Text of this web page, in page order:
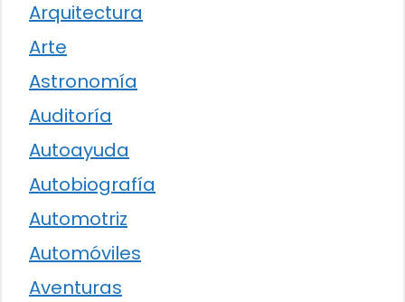
Arquitectura
Arte
Astronomía
Auditoría
Autoayuda
Autobiografía
Automotriz
Automóviles
Aventuras